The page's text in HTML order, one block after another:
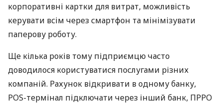
корпоративні картки для витрат, можливість
керувати всім через смартфон та мінімізувати
паперову роботу.
Ще кілька років тому підприємцю часто
доводилося користуватися послугами різних
компаній. Рахунок відкривати в одному банку,
POS-термінал підключати через інший банк, ПРРО